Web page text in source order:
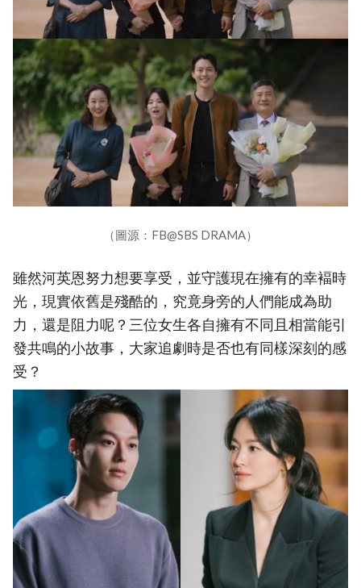
（圖源：FB@SBS DRAMA）
雖然河英恩努力想要享受，並守護現在擁有的幸褔時
光，現實依舊是殘酷的，究竟身旁的人們能成為助
力，還是阻力呢？三位女生各自擁有不同且相當能引
發共鳴的小故事，大家追劇時是否也有同樣深刻的感
受？